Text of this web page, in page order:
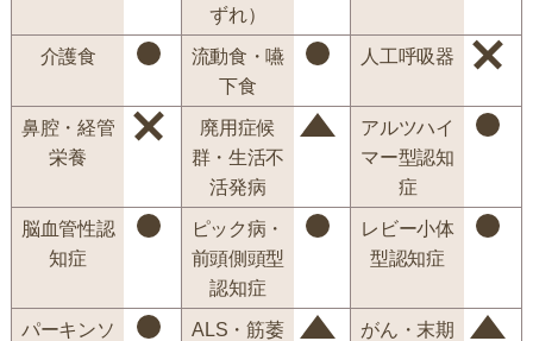
ずれ）
介護食
流動食・嚥
下食
人工呼吸器
鼻腔・経管
栄養
廃用症候
群・生活不
活発病
アルツハイ
マー型認知
症
脳血管性認
知症
ピック病・
前頭側頭型
認知症
レビー小体
型認知症
パーキンソ
ALS・筋萎
がん・末期